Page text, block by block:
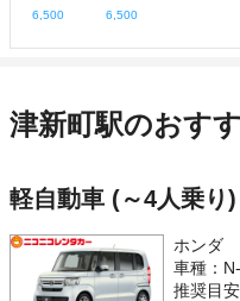
6,500 6,500
津新町駅のおす
軽自動車 (～4人乗り)
ホンダ
車種：
推奨目